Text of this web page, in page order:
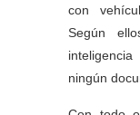
con
Según
ningún